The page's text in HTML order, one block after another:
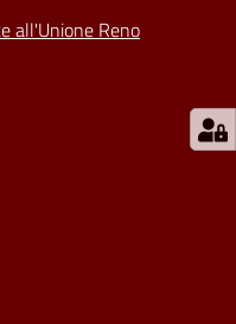
all'Unione Reno